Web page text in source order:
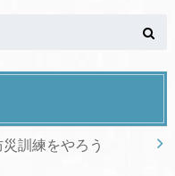
訓練をやろう